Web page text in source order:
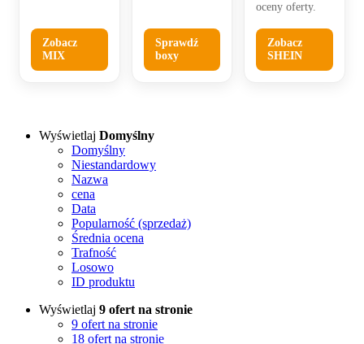
Zobacz
MIX
Sprawdź
boxy
oceny oferty.
Zobacz
SHEIN
Wyświetlaj Domyślny
Domyślny
Niestandardowy
Nazwa
cena
Data
Popularność (sprzedaż)
Średnia ocena
Trafność
Losowo
ID produktu
Wyświetlaj 9 ofert na stronie
9 ofert na stronie
18 ofert na stronie